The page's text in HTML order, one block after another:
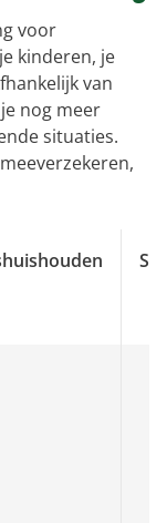
voor
kinderen, je
van
nog meer
situaties.